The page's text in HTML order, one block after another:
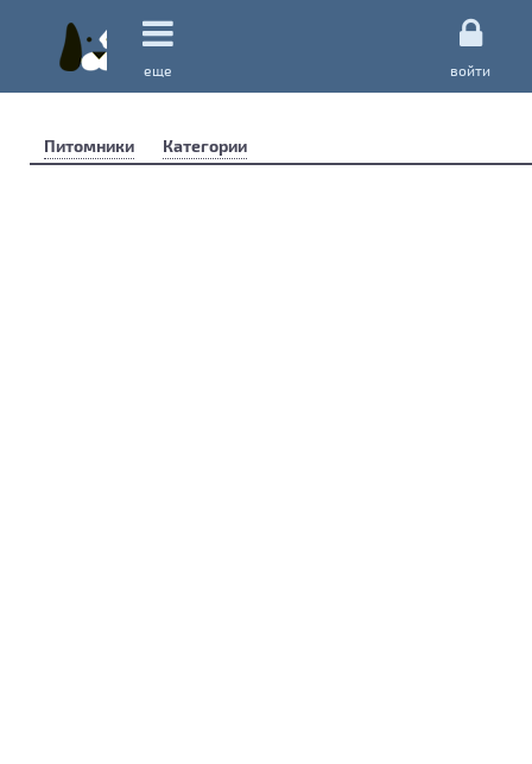
еще войти
Питомники Категории